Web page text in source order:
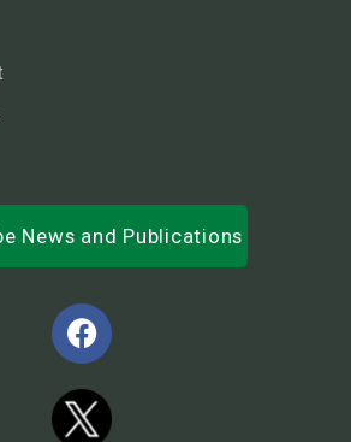
News and Publications